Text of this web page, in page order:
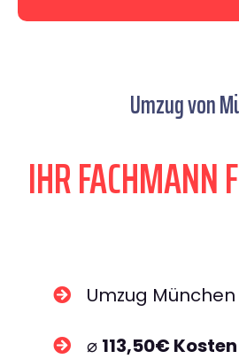
Umzug von
IHR FACHMANN
Umzug
⌀ 113,50€ Kosten